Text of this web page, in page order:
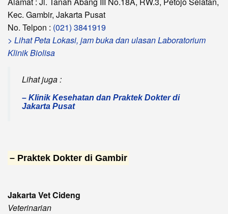
Kec. Gambir, Jakarta Pusat
No. Telpon : (021) 3841919
> Lihat Peta Lokasi, jam buka dan ulasan Laboratorium
Klinik Biolisa
Lihat juga :
– Klinik Kesehatan dan Praktek Dokter di
Jakarta Pusat
– Praktek Dokter di Gambir
Jakarta Vet Cideng
Veterinarian